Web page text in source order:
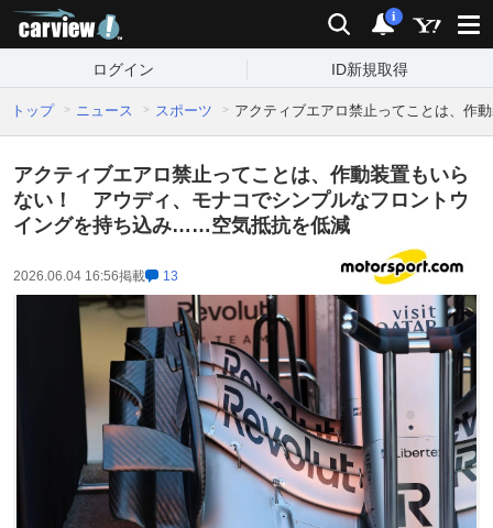
検索 通知
i
ログイン ID新規取得
トップ ニュース スポーツ アクティブエアロ禁止ってことは、
アクティブエアロ禁止ってことは、作動装置もいら
ない！ アウディ、モナコでシンプルなフロントウ
イングを持ち込み……空気抵抗を低減
2026.06.04 16:56掲載 13